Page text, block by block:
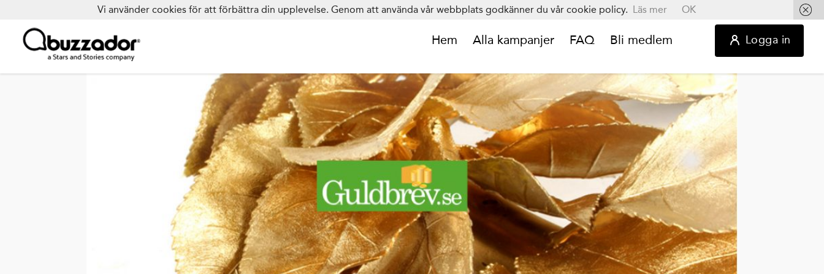
Hem Alla kampanjer FAQ Bli medlem Logga in
Vi använder cookies för att förbättra din upplevelse. Genom att använda vår webbplats godkänner du vår cookie policy. Läs mer OK